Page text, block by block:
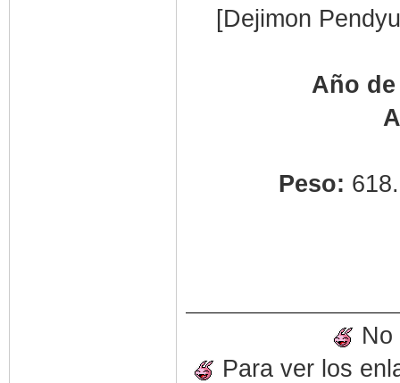
[Dejimon
Año
Peso:
No
Para ver los